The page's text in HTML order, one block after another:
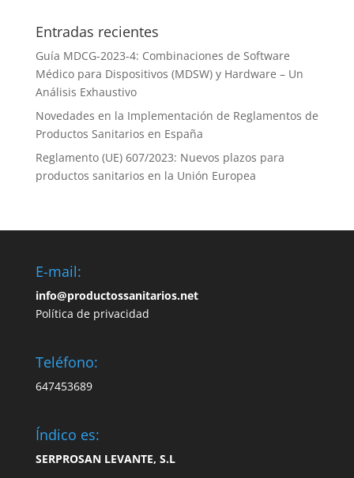
Entradas recientes
Guía MDCG-2023-4: Combinaciones de Software
Médico para Dispositivos (MDSW) y Hardware – Un
Análisis Exhaustivo
Novedades en la Implementación de Reglamentos de
Productos Sanitarios en España
Reglamento (UE) 607/2023: Nuevos plazos para
productos sanitarios en la Unión Europea
E-mail:
info@productossanitarios.net
Política de privacidad
Teléfono:
647453689
Índico es:
SERPROSAN LEVANTE, S.L